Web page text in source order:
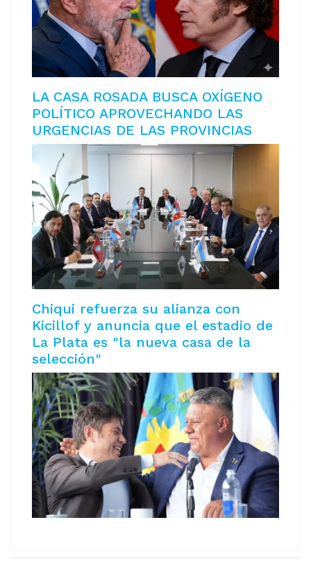
LA CASA ROSADA BUSCA OXÍGENO
POLÍTICO APROVECHANDO LAS
URGENCIAS DE LAS PROVINCIAS
Chiqui refuerza su alianza con
Kicillof y anuncia que el estadio de
La Plata es "la nueva casa de la
selección"